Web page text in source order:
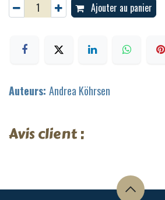
Ajouter au panier
Auteurs: Andrea Köhrsen
Avis client :